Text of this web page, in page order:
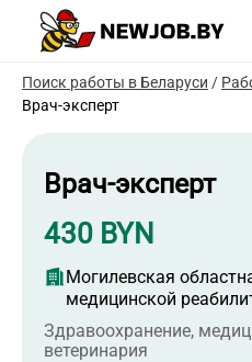
Поиск работы в Беларуси /
Врач-эксперт
Врач-эксперт
430 BYN
Могилевская
медицинской
Здравоохранение,
ветеринария